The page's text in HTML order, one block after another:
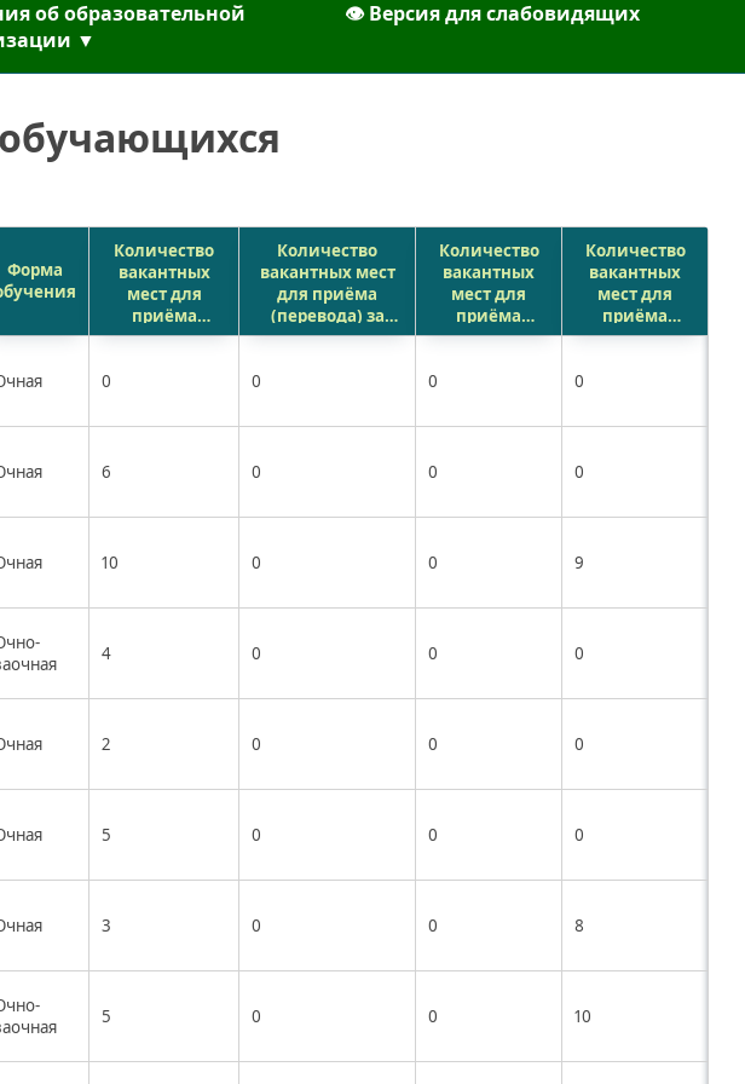
об образовательной
▼
👁︎ Версия для слабовидящих
Форма
Количество
вакантных
мест для
приёма
(перевода) за
федерального
Количество
вакантных мест
для приёма
(перевода) за
счёт бюджетных
Российской
Количество
вакантных
мест для
приёма
(перевода) за
местных
Количество
вакантных
мест для
приёма
(перевода) за
физических
юридических
0 0 0 0
6 0 0 0
10 0 0 9
4 0 0 0
2 0 0 0
5 0 0 0
3 0 0 8
5 0 0 10